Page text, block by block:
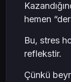
hemen
Bu, stres
reflekstir.
Çünkü